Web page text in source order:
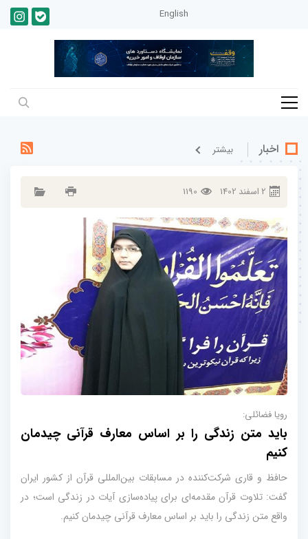
English
اخبار بيشتر
2 اسفند 1402
1190
رویا فضائلی:
باید متن زندگی را بر اساس معارف قرآنی چیدمان
کنیم
حافظ و قاری شرکت‌کننده در مسابقات بین‌المللی قرآن از کشور ایران
گفت: تلاوت قرآن مقدمه‌ای برای پیاده‌سازی آیات در زندگی است؛ در
واقع متن زندگی را باید بر اساس معارف قرآنی چیدمان کنیم.